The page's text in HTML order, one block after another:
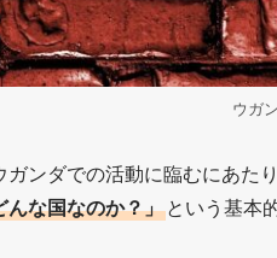
ウガ
ンダでの活動に臨むにあた
んな国なのか？」 という基本